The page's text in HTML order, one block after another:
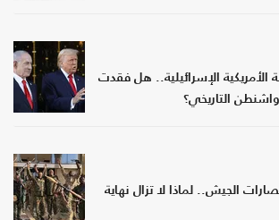
الأمريكية الإسرائيلية.. هل فقدت
التاريخي؟
الجيش.. لماذا لا تزال نهاية